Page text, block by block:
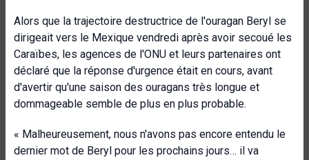
Alors que la trajectoire destructrice de l'ouragan Beryl se
dirigeait vers le Mexique vendredi après avoir secoué les
Caraïbes, les agences de l'ONU et leurs partenaires ont
déclaré que la réponse d'urgence était en cours, avant
d'avertir qu'une saison des ouragans très longue et
dommageable semble de plus en plus probable.
« Malheureusement, nous n'avons pas encore entendu le
dernier mot de Beryl pour les prochains jours… il va